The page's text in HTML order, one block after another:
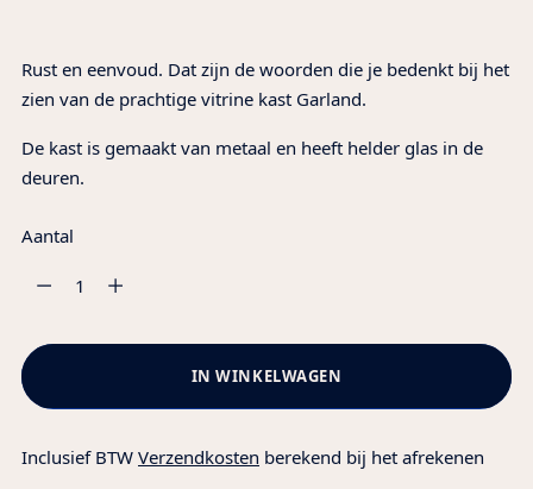
Rust en eenvoud. Dat zijn de woorden die je bedenkt bij het
zien van de prachtige vitrine kast Garland.
De kast is gemaakt van metaal en heeft helder glas in de
deuren.
Aantal
IN WINKELWAGEN
Inclusief BTW Verzendkosten berekend bij het afrekenen